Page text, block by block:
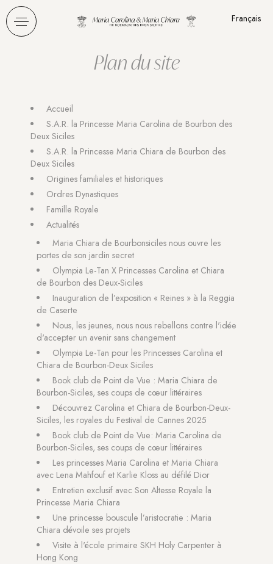
Français
Plan du site
Accueil
S.A.R. la Princesse Maria Carolina de Bourbon des
Deux Siciles
S.A.R. la Princesse Maria Chiara de Bourbon des
Deux Siciles
Origines familiales et historiques
Ordres Dynastiques
Famille Royale
Actualités
Maria Chiara de Bourbonsiciles nous ouvre les
portes de son jardin secret
Olympia Le-Tan X Princesses Carolina et Chiara
de Bourbon des Deux-Siciles
Inauguration de l’exposition « Reines » à la Reggia
de Caserte
Nous, les jeunes, nous nous rebellons contre l'idée
d'accepter un avenir sans changement
Olympia Le-Tan pour les Princesses Carolina et
Chiara de Bourbon-Deux Siciles
Book club de Point de Vue : Maria Chiara de
Bourbon-Siciles, ses coups de cœur littéraires
Découvrez Carolina et Chiara de Bourbon-Deux-
Siciles, les royales du Festival de Cannes 2025
Book club de Point de Vue: Maria Carolina de
Bourbon-Siciles, ses coups de cœur littéraires
Les princesses Maria Carolina et Maria Chiara
avec Lena Mahfouf et Karlie Kloss au défilé Dior
Entretien exclusif avec Son Altesse Royale la
Princesse Maria Chiara
Une princesse bouscule l’aristocratie : Maria
Chiara dévoile ses projets
Visite à l'école primaire SKH Holy Carpenter à
Hong Kong